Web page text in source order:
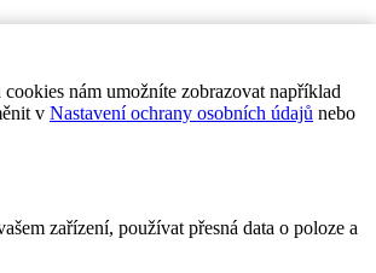
nám umožníte zobrazovat například
v Nastavení ochrany osobních údajů nebo
zařízení, používat přesná data o poloze a